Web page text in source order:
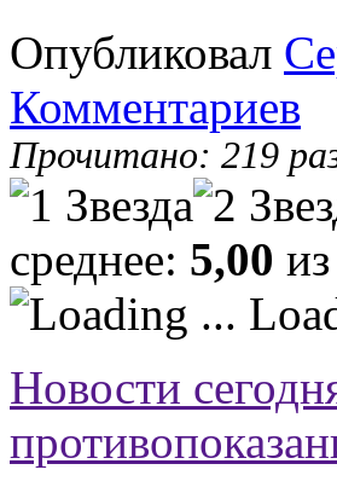
Опубликовал
Комментариев
Прочитано: 219
среднее: 5,00
Новости